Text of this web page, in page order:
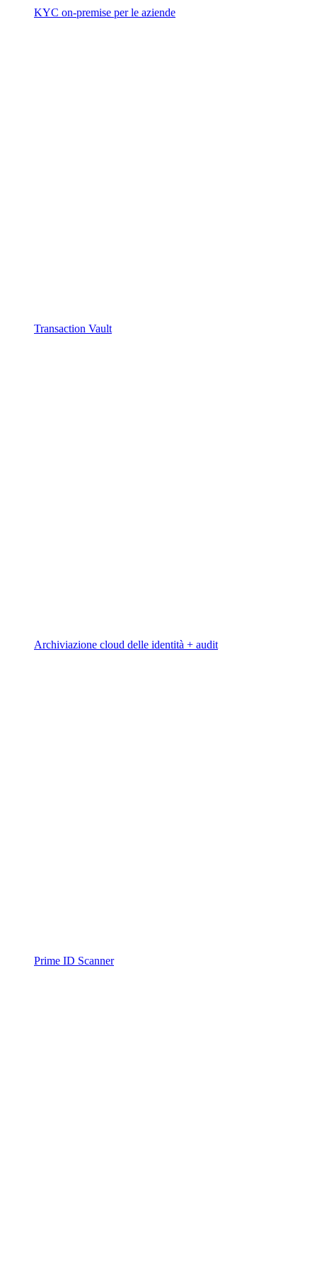
KYC on-premise per le aziende
Transaction Vault
Archiviazione cloud delle identità + audit
Prime ID Scanner